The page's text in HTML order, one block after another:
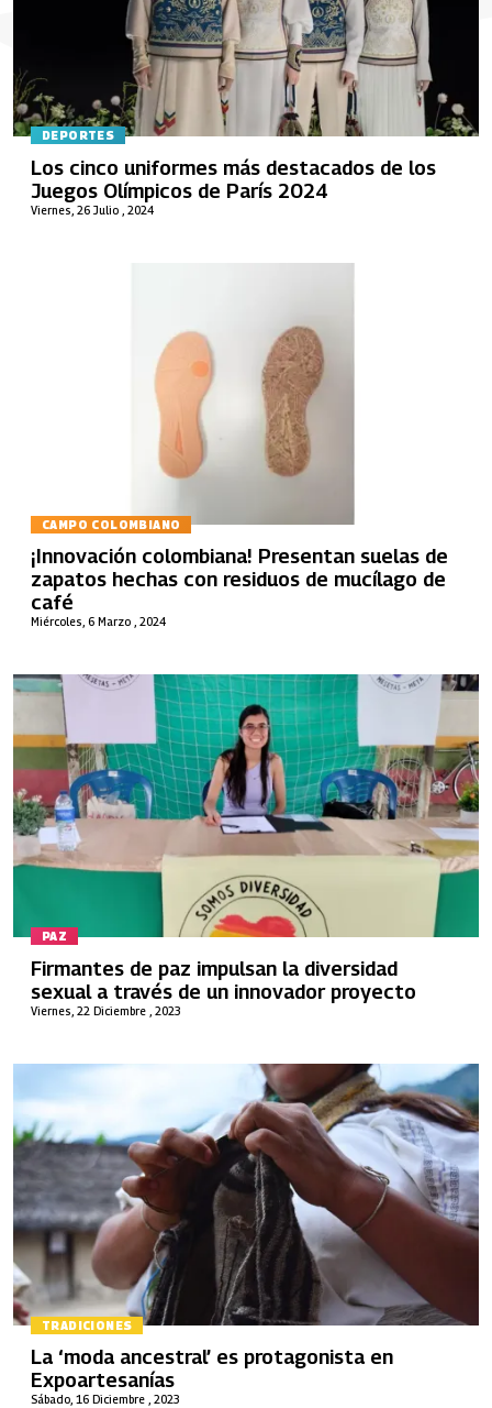
DEPORTES
Viernes, 26 Julio , 2024
Los cinco uniformes más destacados de los
Juegos Olímpicos de París 2024
CAMPO COLOMBIANO
Miércoles, 6 Marzo , 2024
¡Innovación colombiana! Presentan suelas de
zapatos hechas con residuos de mucílago de
café
PAZ
Viernes, 22 Diciembre , 2023
Firmantes de paz impulsan la diversidad
sexual a través de un innovador proyecto
TRADICIONES
Sábado, 16 Diciembre , 2023
La ‘moda ancestral’ es protagonista en
Expoartesanías